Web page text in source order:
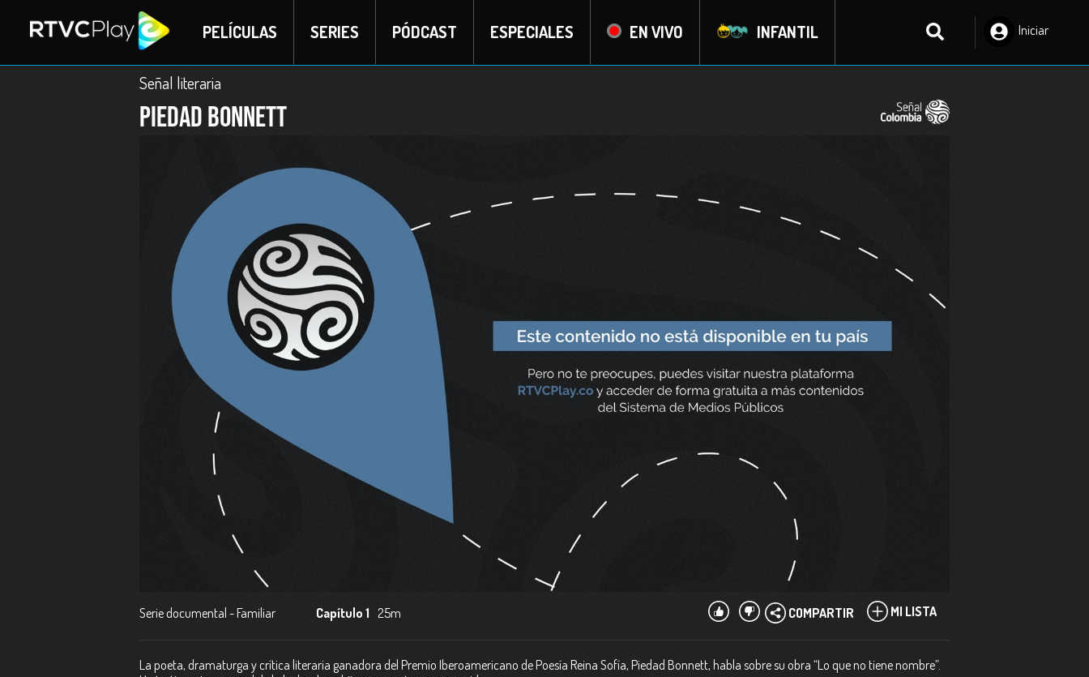
PELÍCULAS SERIES PÓDCAST ESPECIALES EN VIVO INFANTIL
Iniciar
Señal literaria
Piedad Bonnett
Serie documental - Familiar Capítulo 1 25m MI LISTA
COMPARTIR
La poeta, dramaturga y crítica literaria ganadora del Premio Iberoamericano de Poesía Reina Sofía, Piedad Bonnett, habla sobre su obra “Lo que no tiene nombre”.